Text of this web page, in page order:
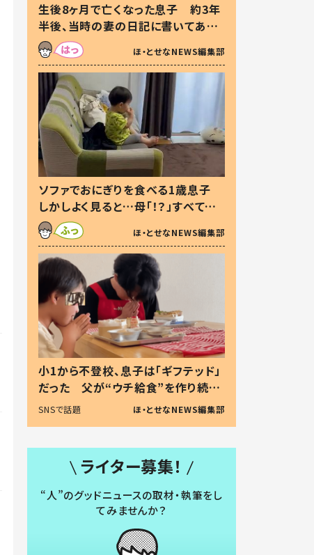
生後8ヶ月で亡くなった息子 約3年
半後、当時の妻の日記に書いてあっ
た本音とは
ほ・とせなNEWS編集部
ソファでおにぎりを食べる1歳息子
しかしよく見ると…母「！？」すべてを
察した母の投稿に「可愛いから許
す！」「現行犯〜」
ほ・とせなNEWS編集部
小1から不登校、息子は「ギフテッド」
だった 父が“ウチ給食”を作り続け
る理由とは #令和の親 #令和の子
SNSで話題 ほ・とせなNEWS編集部
ライター募集！
“人”のグッドニュースの取材・執筆をし
てみませんか？